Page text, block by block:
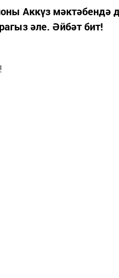
Аккүз мәктәбендә
әле. Әйбәт бит!